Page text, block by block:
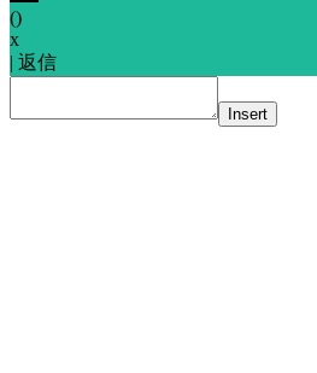
()
x
| 返信
Insert